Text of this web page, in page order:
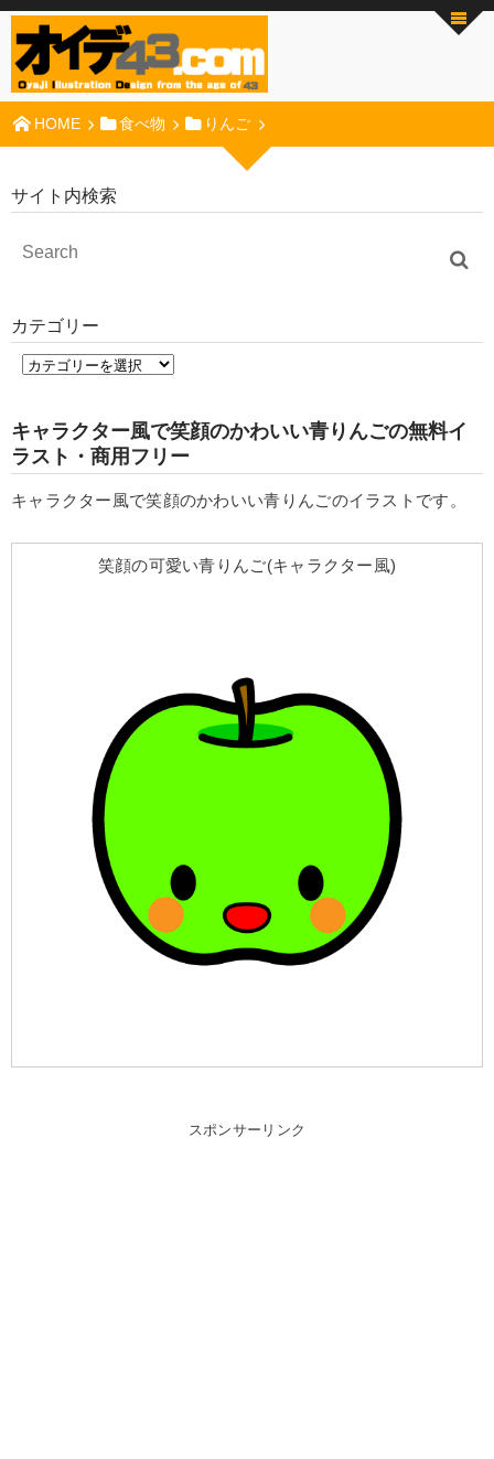
HOME 食べ物 りんご
サイト内検索
カテゴリー
キャラクター風で笑顔のかわいい青りんごの無料イ
ラスト・商用フリー
キャラクター風で笑顔のかわいい青りんごのイラストです。
笑顔の可愛い青りんご(キャラクター風)
スポンサーリンク